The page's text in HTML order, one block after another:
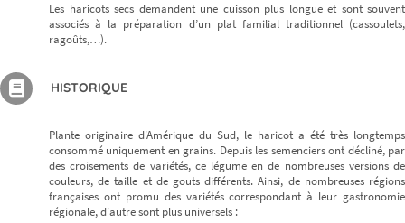
Les haricots secs demandent une cuisson plus longue et sont souvent
associés à la préparation d’un plat familial traditionnel (cassoulets,
ragoûts,…).
HISTORIQUE
Plante originaire d'Amérique du Sud, le haricot a été très longtemps
consommé uniquement en grains. Depuis les semenciers ont décliné, par
des croisements de variétés, ce légume en de nombreuses versions de
couleurs, de taille et de gouts différents. Ainsi, de nombreuses régions
françaises ont promu des variétés correspondant à leur gastronomie
régionale, d'autre sont plus universels :